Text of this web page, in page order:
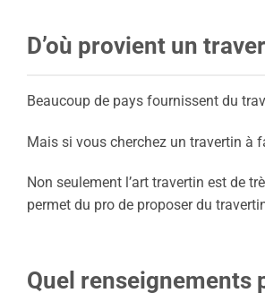
D’où provient un
Beaucoup de pays fournissent du
Mais si vous cherchez un travertin à
Non seulement l’art travertin est de
permet du pro de proposer du
Quel renseignements